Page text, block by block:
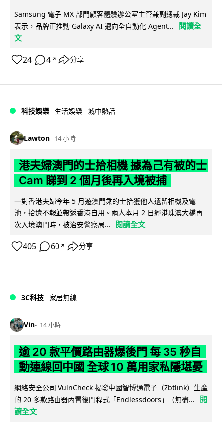
Samsung 電子 MX 部門顧客體驗辦公室主管兼副總裁 Jay Kim
表示，品牌正推動 Galaxy AI 邁向全自動化 Agent...
閱讀全
文
24 4 ↗ 分享
科技娛樂 生活娛樂 城中熱話
Lawton 14 小時
港夫婦澳門的士拾相機 據為己有被的士
Cam 睇到 2 個月後再入境被捕
一對香港夫婦今年 5 月遊澳門乘的士拾獲他人遺留相機及電
池，拾遺不報並帶返香港自用。兩人本月 2 日經港珠澳大橋再
次入境澳門時，被治安警察局...
閱讀全文
405 60 ↗ 分享
3C科技 家居無線
Vin 14 小時
逾 20 款平價路由器爆後門 每 35 秒自
動連線回中國 全球 10 萬用家私隱堪憂
網絡安全公司 VulnCheck 揭發中國智博通電子（Zbtlink）生產
的 20 多款路由器內置後門程式「Endlessdoors」（無盡...
閱
讀全文